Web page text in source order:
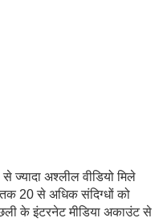
अश्लील वीडियो मिले
20 से अधिक संदिग्धों को
के इंटरनेट मीडिया अकाउंट से